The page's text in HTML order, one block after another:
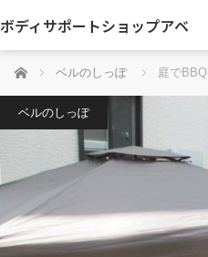
ボディサポートショップアベ
ホーム ベルのしっぽ 庭でBBQ
ベルのしっぽ